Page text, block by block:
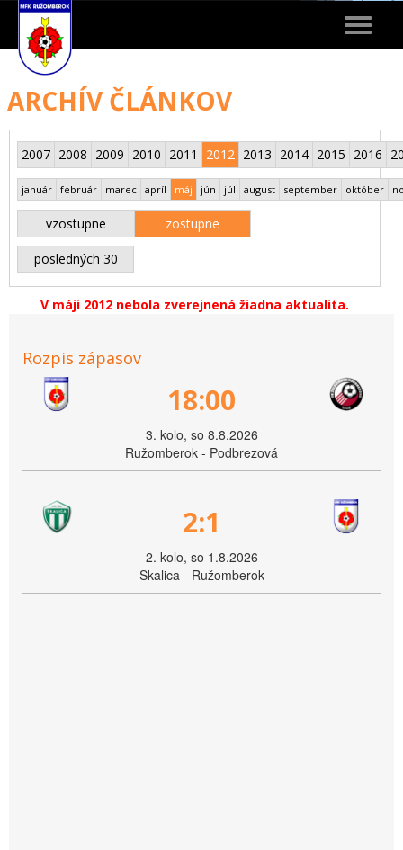
Toggle
ARCHÍV ČLÁNKOV
2007 2008 2009 2010 2011 2012 2013 2014 2015 2016
január február marec apríl máj jún júl august september október
vzostupne zostupne
posledných 30
V máji 2012 nebola zverejnená žiadna aktualita.
Rozpis zápasov
18:00
3. kolo, so 8.8.2026
Ružomberok - Podbrezová
2:1
2. kolo, so 1.8.2026
Skalica - Ružomberok